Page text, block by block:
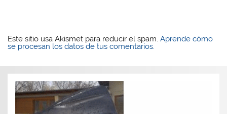
Este sitio usa Akismet para reducir el spam.Aprende cómo
se procesan los datos de tus comentarios.